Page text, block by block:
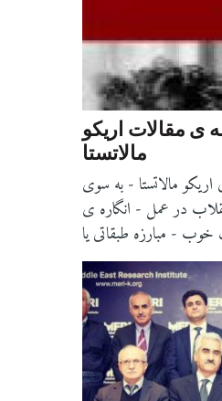
مقالات اریکو
مالاتستا
مالاتستا - به سوی
در عمل - انگاره ی